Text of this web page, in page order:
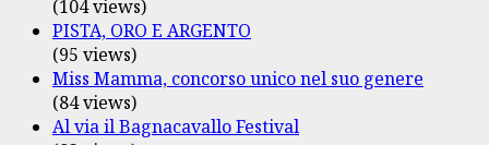
(104 views)
PISTA, ORO E ARGENTO
(95 views)
Miss Mamma, concorso unico nel suo genere
(84 views)
Al via il Bagnacavallo Festival